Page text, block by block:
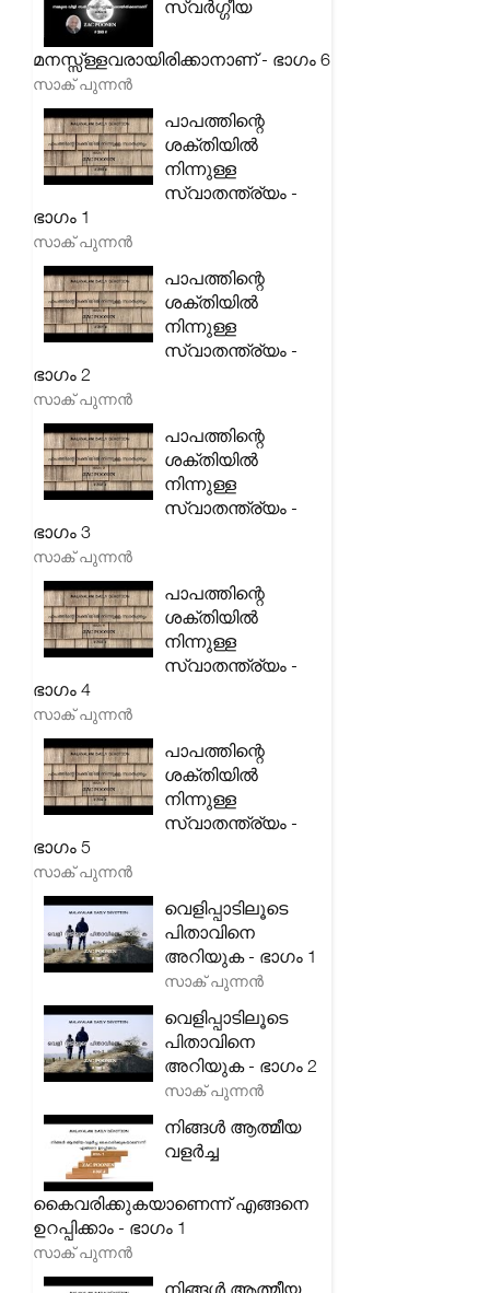
സ്വർഗ്ഗീയ
മനസ്സ്ള്ളവരായിരിക്കാനാണ് - ഭാഗം 6
സാക് പുന്നൻ
പാപത്തിന്റെ
ശക്തിയിൽ
നിന്നുള്ള
സ്വാതന്ത്ര്യം -
ഭാഗം 1
സാക് പുന്നൻ
പാപത്തിന്റെ
ശക്തിയിൽ
നിന്നുള്ള
സ്വാതന്ത്ര്യം -
ഭാഗം 2
സാക് പുന്നൻ
പാപത്തിന്റെ
ശക്തിയിൽ
നിന്നുള്ള
സ്വാതന്ത്ര്യം -
ഭാഗം 3
സാക് പുന്നൻ
പാപത്തിന്റെ
ശക്തിയിൽ
നിന്നുള്ള
സ്വാതന്ത്ര്യം -
ഭാഗം 4
സാക് പുന്നൻ
പാപത്തിന്റെ
ശക്തിയിൽ
നിന്നുള്ള
സ്വാതന്ത്ര്യം -
ഭാഗം 5
സാക് പുന്നൻ
വെളിപ്പാടിലൂടെ
പിതാവിനെ
അറിയുക - ഭാഗം 1
സാക് പുന്നൻ
വെളിപ്പാടിലൂടെ
പിതാവിനെ
അറിയുക - ഭാഗം 2
സാക് പുന്നൻ
നിങ്ങൾ ആത്മീയ
വളർച്ച
കൈവരിക്കുകയാണെന്ന് എങ്ങനെ
ഉറപ്പിക്കാം - ഭാഗം 1
സാക് പുന്നൻ
നിങ്ങൾ ആത്മീയ